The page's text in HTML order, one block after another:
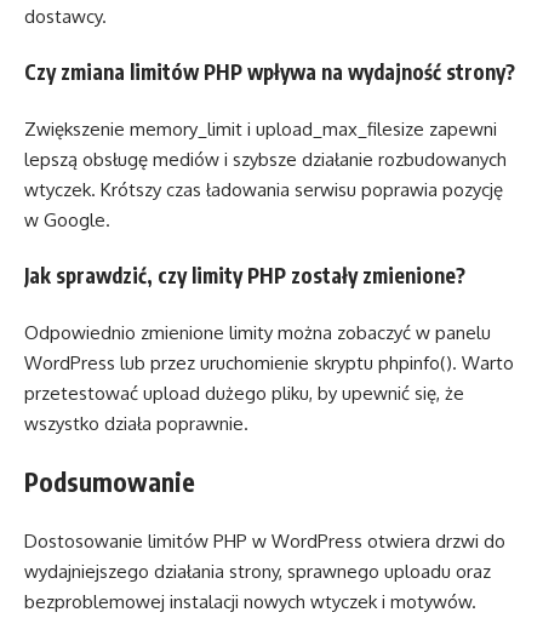
dostawcy.
Czy zmiana limitów PHP wpływa na wydajność strony?
Zwiększenie memory_limit i upload_max_filesize zapewni
lepszą obsługę mediów i szybsze działanie rozbudowanych
wtyczek. Krótszy czas ładowania serwisu poprawia pozycję
w Google.
Jak sprawdzić, czy limity PHP zostały zmienione?
Odpowiednio zmienione limity można zobaczyć w panelu
WordPress lub przez uruchomienie skryptu phpinfo(). Warto
przetestować upload dużego pliku, by upewnić się, że
wszystko działa poprawnie.
Podsumowanie
Dostosowanie limitów PHP w WordPress otwiera drzwi do
wydajniejszego działania strony, sprawnego uploadu oraz
bezproblemowej instalacji nowych wtyczek i motywów.